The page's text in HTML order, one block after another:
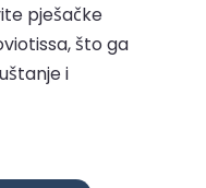
pješačke
što ga
i